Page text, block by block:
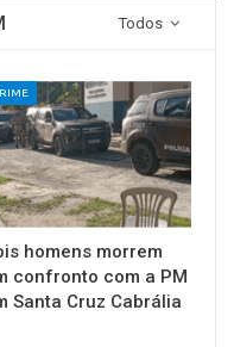
Todos
homens morrem
confronto com a PM
Santa Cruz Cabrália